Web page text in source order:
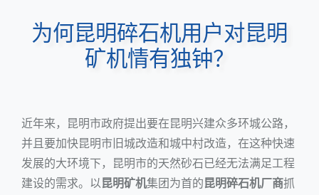
为何昆明碎石机用户对昆明
矿机情有独钟？
近年来，昆明市政府提出要在昆明兴建众多环城公路，
并且要加快昆明市旧城改造和城中村改造，在这种快速
发展的大环境下，昆明市的天然砂石已经无法满足工程
建设的需求。以昆明矿机集团为首的昆明碎石机厂商抓